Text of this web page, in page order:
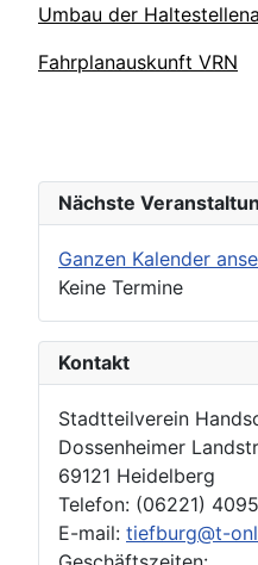
Umbau der
Fahrplanauskunft VRN
Nächste
Ganzen Kalender
Keine Termine
Kontakt
Stadtteilverein
Dossenheimer
69121 Heidelberg
Telefon: (06221)
E-mail: tiefburg@t-